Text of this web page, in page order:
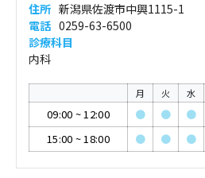
住所 新潟県佐渡市中興1115-1
電話 0259-63-6500
診療科目
内科
月 火 水
09:00 ~12:00 ● ● ●
15:00 ~18:00 ● ● ●